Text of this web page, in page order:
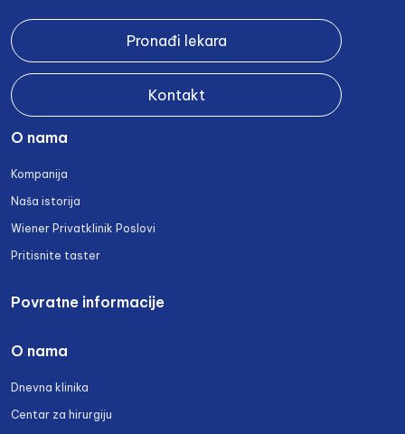
Pronađi lekara
Kontakt
O nama
Kompanija
Naša istorija
Wiener Privatklinik Poslovi
Pritisnite taster
Povratne informacije
O nama
Dnevna klinika
Centar za hirurgiju